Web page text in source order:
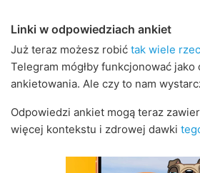
Linki w odpowiedziach ankiet
Już teraz możesz robić tak wiele
Telegram mógłby funkcjonować jako
ankietowania. Ale czy to nam
Odpowiedzi ankiet mogą teraz
więcej kontekstu i zdrowej dawki